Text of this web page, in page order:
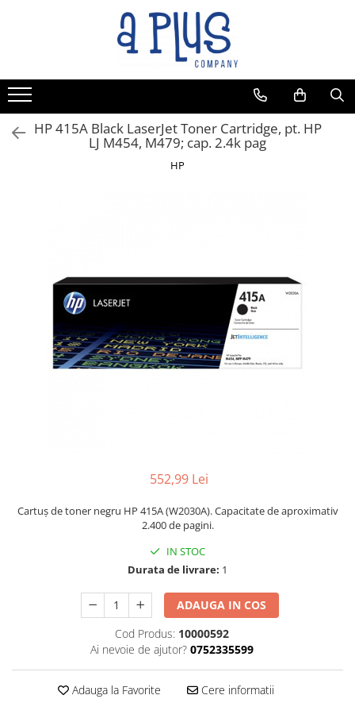
HP 415A Black LaserJet Toner Cartridge, pt. HP
LJ M454, M479; cap. 2.4k pag
HP
552,99 Lei
Cartuș de toner negru HP 415A (W2030A). Capacitate de aproximativ
2.400 de pagini.
IN STOC
Durata de livrare: 1
ADAUGA IN COS
Cod Produs: 10000592
Ai nevoie de ajutor? 0752335599
Adauga la Favorite Cere informatii